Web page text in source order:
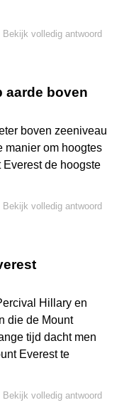
Bekijk volledig antwoord
aarde boven
boven zeeniveau
manier om hoogtes
de hoogste
Bekijk volledig antwoord
Hillary en
die de Mount
tijd dacht men
Everest te
Bekijk volledig antwoord